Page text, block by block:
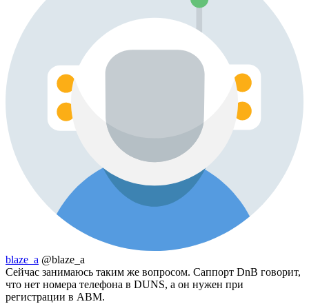
blaze_a @blaze_a
Сейчас занимаюсь таким же вопросом. Саппорт DnB говорит,
что нет номера телефона в DUNS, а он нужен при
регистрации в ABM.